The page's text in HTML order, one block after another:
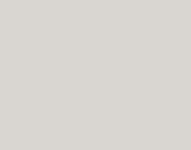
Progetto Domus Aurea.
Progetto Domus Aurea.
1919
torinesi 1920-1970.
a Torino, 1848-1911.